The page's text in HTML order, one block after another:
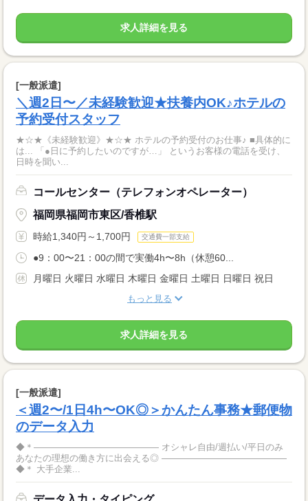
求人詳細を見る
[一般派遣]
＼週2日〜／未経験歓迎★扶養内OK♪ホテルの
予約受付スタッフ
★☆★《未経験歓迎》★☆★ ホテルの予約受付のお仕事♪ ■具体的に
は... 「●日に予約したいのですが…」 というお客様の電話を受け、
日時を聞い...
コールセンター（テレフォンオペレーター）
福岡県福岡市東区/香椎駅
時給1,340円～1,700円 交通費一部支給
●9：00〜21：00の間で実働4h〜8h（休憩60...
月曜日 火曜日 水曜日 木曜日 金曜日 土曜日 日曜日 祝日
もっと見る
求人詳細を見る
[一般派遣]
＜週2〜/1日4h〜OK◎＞かんたん事務★郵便物
のデータ入力
◆＊―――――――――――――― オシャレ自由/週払い/平日のみ
あなたの理想の働き方に出会える◎ ――――――――――――――
◆＊ 大手企業...